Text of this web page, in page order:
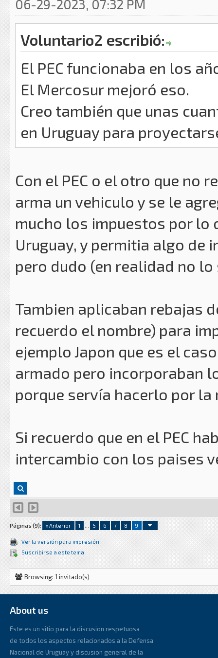
06-29-2023, 07:32 PM
Voluntario2 escribió:
El PEC funcionaba en los
El Mercosur mejoró eso.
Creo también que unas
en Uruguay para
Con el PEC o el otro que no
arma un vehiculo y se le
mucho los impuestos por lo
Uruguay, y permitia algo de
pero dudo (en realidad no lo
Tambien aplicaban rebajas
recuerdo el nombre) para
ejemplo Japon que es el
armado pero incorporaban
porque servía hacerlo por la
Si recuerdo que en el PEC
intercambio con los paises
Páginas (9): « Anterior 1 ... 5 6 7 8 9
Ver la versión para impresión
Suscribirse a este tema
Browsing: 1 invitado(s)
About us
Este es un sitio para la discusion respetuosa
de todos los aspectos relacionados a la Defensa
Nacional de Uruguay y discusion general de la